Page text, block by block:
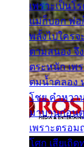
เพราะเป็นโ
แม่ก็บอก พ่อ
พลั้งไปใครจ
ตามสนอง จึ
ตระหนัก เพ
ตมน้ำคลอง
โชย คำหวา
มาบานก่อน
เพราะตรอม
โศก เสียเถิ